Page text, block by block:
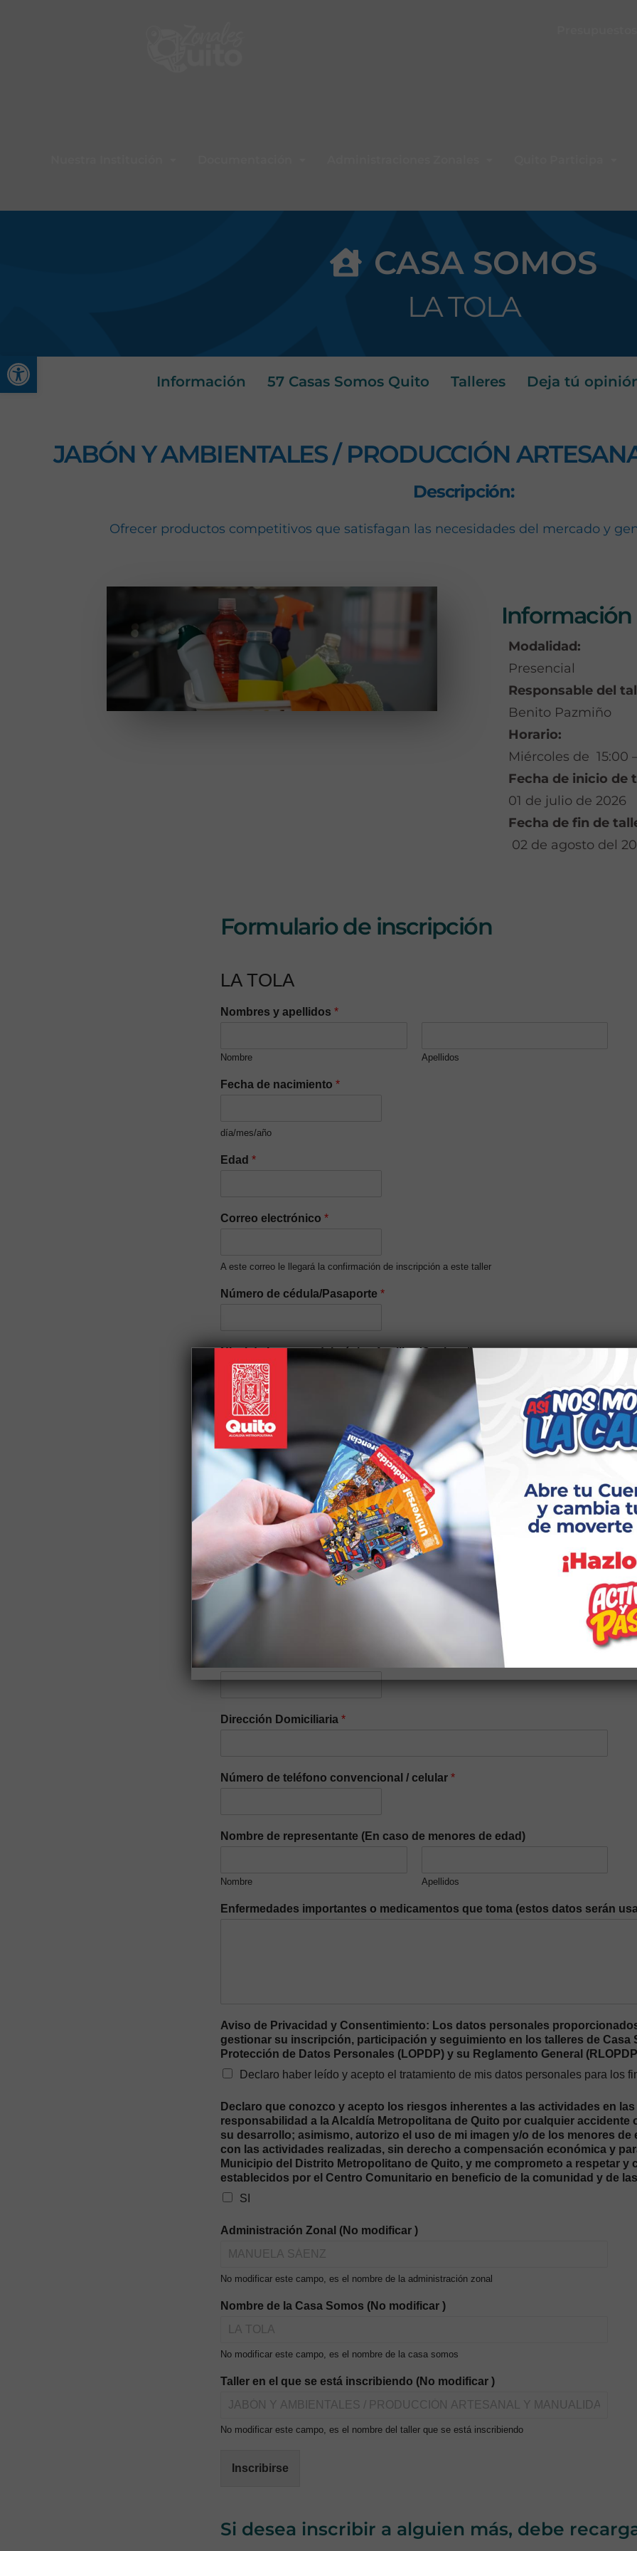
Abrir barra de herramientas
CASA SOMOS
LA TOLA
Información 57 Casas Somos Quito Talleres Deja tú
JABÓN Y AMBIENTALES / PRODUCCIÓN
Descripción:
Ofrecer productos competitivos que satisfagan las necesidades del mercado y
Modalidad:
Presencial
Responsable del
Benito Pazmiño
Horario:
Miércoles de 15:00
Fecha de inicio de
01 de julio de 2026
Fecha de fin de
02 de agosto del
Formulario de inscripción
LA TOLA
Nombres y apellidos *
Nombre Apellidos
Fecha de nacimiento *
día/mes/año
Edad *
Correo electrónico *
A este correo le llegará la confirmación de inscripción a este taller
Número de cédula/Pasaporte *
Nivel de ingresos del núcleo familiar (Opcional)
Género*
Auto identificación étnica*
Discapacidad
Si tiene alguna discapacidad elegir el tipo
Dirección Domiciliaria *
Número de teléfono convencional / celular *
Nombre de representante (En caso de menores de edad)
Nombre Apellidos
Enfermedades importantes o medicamentos que toma (estos datos serán
Aviso de Privacidad y Consentimiento: Los datos personales
gestionar su inscripción, participación y seguimiento en los talleres de Casa
Protección de Datos Personales (LOPDP) y su Reglamento General
Declaro haber leído y acepto el tratamiento de mis datos personales para los
Declaro que conozco y acepto los riesgos inherentes a las actividades en
responsabilidad a la Alcaldía Metropolitana de Quito por cualquier
su desarrollo; asimismo, autorizo el uso de mi imagen y/o de los menores
con las actividades realizadas, sin derecho a compensación económica y
Municipio del Distrito Metropolitano de Quito, y me comprometo a respetar
establecidos por el Centro Comunitario en beneficio de la comunidad y de
SI
Administración Zonal (No modificar )
No modificar este campo, es el nombre de la administración zonal
Nombre de la Casa Somos (No modificar )
No modificar este campo, es el nombre de la casa somos
Taller en el que se está inscribiendo (No modificar )
No modificar este campo, es el nombre del taller que se está inscribiendo
Inscribirse
Si desea inscribir a alguien más, debe